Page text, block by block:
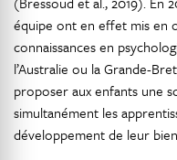
équipe ont en effet mis en
connaissances en
l’Australie ou la Grande-
proposer aux enfants une
simultanément les
développement de leur